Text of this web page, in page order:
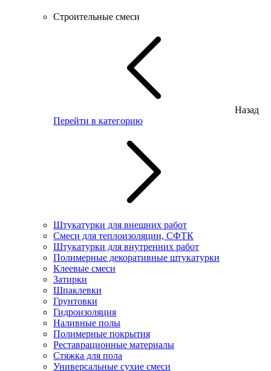
Строительные смеси
Назад
Перейти в категорию
Штукатурки для внешних работ
Смеси для теплоизоляции, СФТК
Штукатурки для внутренних работ
Полимерные декоративные штукатурки
Клеевые смеси
Затирки
Шпаклевки
Грунтовки
Гидроизоляция
Наливные полы
Полимерные покрытия
Реставрационные материалы
Стяжка для пола
Универсальные сухие смеси